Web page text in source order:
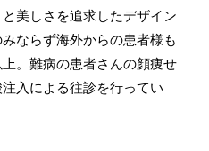
美しさを追求したデザイン
ならず海外からの患者様も
。難病の患者さんの顔痩せ
入による往診を行ってい